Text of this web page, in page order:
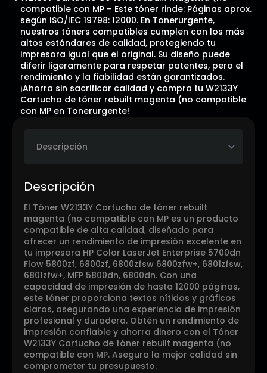
compatible con MP – Este tóner rinde: Páginas aprox.
según ISO/IEC 19798: 12000. En Tonerurgente,
nuestros tóners compatibles cumplen con los más
altos estándares de calidad, protegiendo tu
impresora igual que el original. Su diseño puede
diferir ligeramente para respetar patentes, pero el
rendimiento y la fiabilidad están garantizados.
¡Ahorra sin sacrificar calidad y compra tu W2133Y
Cartucho de tóner rebuilt magenta (no compatible
con MP en Tonerurgente!
Descripción
El Tóner W2133Y Cartucho de tóner rebuilt
magenta (no compatible con MP es un producto
compatible de alta calidad, diseñado para
ofrecer un rendimiento de impresión excelente en
tu impresora HP Color LaserJet Enterprise 5700dn
Flow 5800zf, 6800zf, 6800zfsw 6800zfw+, 6801zfsw,
6801zfw+, MFP 5800dn, 6800dn. Con una
capacidad de impresión de hasta 12000 páginas,
este tóner proporciona textos nítidos y gráficos
claros, asegurando una experiencia de impresión
profesional y duradera. Obtén un rendimiento de
impresión confiable y ahorra dinero con el Tóner
W2133Y Cartucho de tóner rebuilt magenta (no
compatible con MP. Asegura la mejor calidad sin
comprometer tu presupuesto.